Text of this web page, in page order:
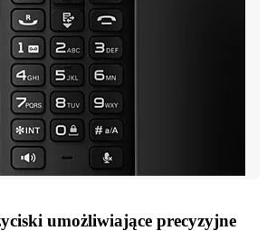
umożliwiające precyzyjne